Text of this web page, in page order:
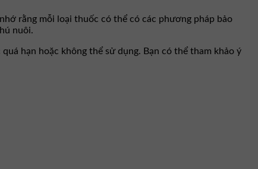
rằng mỗi loại thuốc có thể có các phương pháp bảo
nuôi.
hạn hoặc không thể sử dụng. Bạn có thể tham khảo ý